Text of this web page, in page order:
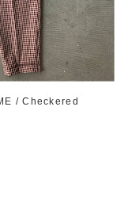
/ Checkered